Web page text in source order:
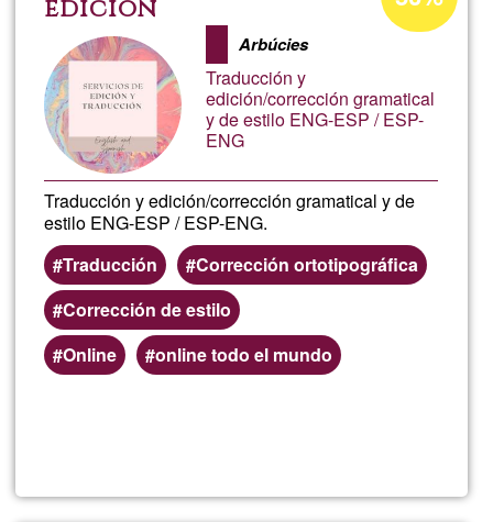
edición
Arbúcies
Traducción y
edición/corrección gramatical
y de estilo ENG-ESP / ESP-
ENG
Traducción y edición/corrección gramatical y de
estilo ENG-ESP / ESP-ENG.
Traducción
Corrección ortotipográfica
Corrección de estilo
Online
online todo el mundo